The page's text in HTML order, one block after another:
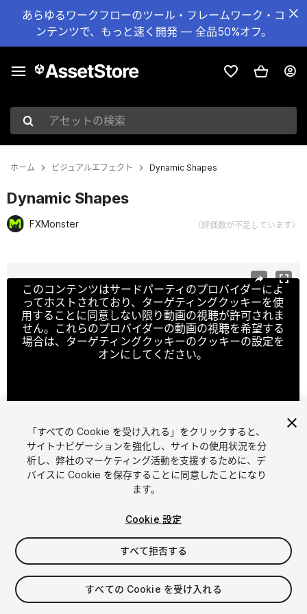
あらゆるワークフローのツール・フレームワーク・コ
ンテンツで、もっと速く開発 — 全品50%オフ。
アセットの検索
ホーム ビジュアルエフェクト Dynamic Shapes
Dynamic Shapes
FXMonster （評価数が不足しています）
このコンテンツはサードパーティのプロバイダーによ
ってホストされており、ターゲティングクッキーを使
用することに同意しない限り動画の視聴が許可されま
せん。これらのプロバイダーの動画の視聴を希望する
場合は、ターゲティングクッキーのクッキーの設定を
オンにしてください。
1 /2
$17.99
消費税は決済時に計算されます
「すべての Cookie を受け入れる」をクリックすると、
サイトナビゲーションを強化し、サイトの使用状況を分
析し、弊社のマーケティング活動を支援するために、デ
バイスに Cookie を保存することに同意したことになり
ます。
Cookie 設定
すべて拒否する
すべての Cookie を受け入れる